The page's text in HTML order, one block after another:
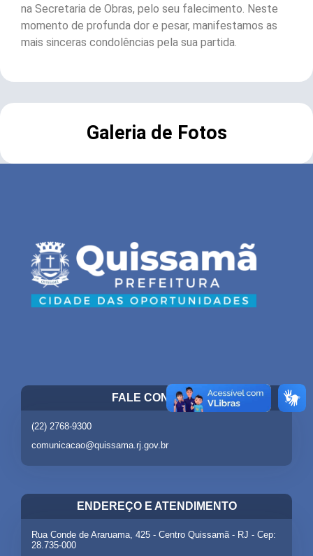
na Secretaria de Obras, pelo seu falecimento. Neste
momento de profunda dor e pesar, manifestamos as
mais sinceras condolências pela sua partida.
Galeria de Fotos
FALE CONOSCO
(22) 2768-9300
comunicacao@quissama.rj.gov.br
ENDEREÇO E ATENDIMENTO
Rua Conde de Araruama, 425 - Centro Quissamã - RJ - Cep:
28.735-000